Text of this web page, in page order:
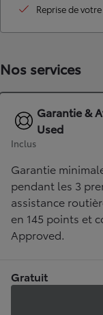
Reprise de
Nos services
Garantie &
Used
Inclus
Garantie
pendant les 3
assistance
en 145 points et
Approved.
Gratuit